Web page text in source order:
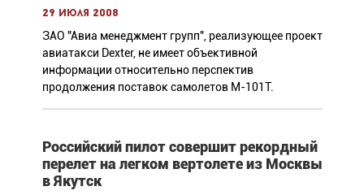
29 июля 2008
ЗАО "Авиа менеджмент групп", реализующее проект
авиатакси Dexter, не имеет объективной
информации относительно перспектив
продолжения поставок самолетов М-101Т.
Российский пилот совершит рекордный
перелет на легком вертолете из Москвы
в Якутск